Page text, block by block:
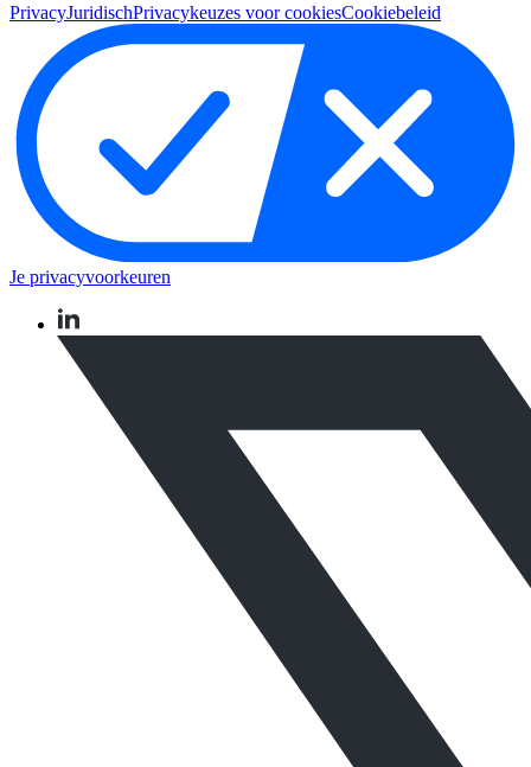
PrivacyJuridischPrivacykeuzes voor cookiesCookiebeleid
Je privacyvoorkeuren